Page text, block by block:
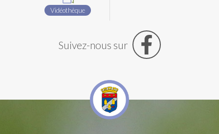
Vidéothèque
Suivez-nous sur